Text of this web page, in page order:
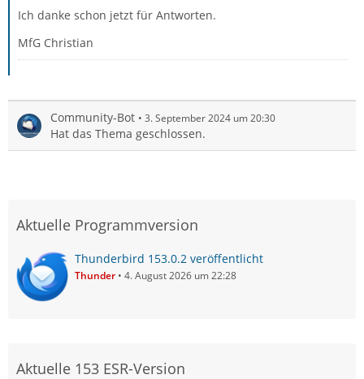
Ich danke schon jetzt für Antworten.
MfG Christian
Community-Bot 3. September 2024 um 20:30
Hat das Thema geschlossen.
Aktuelle Programmversion
Thunderbird 153.0.2 veröffentlicht
Thunder 4. August 2026 um 22:28
Aktuelle 153 ESR-Version